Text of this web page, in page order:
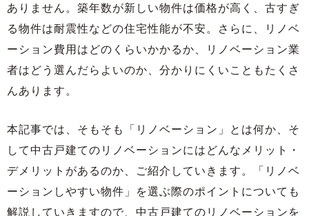
ありません。築年数が新しい物件は価格が高く、古すぎ
る物件は耐震性などの住宅性能が不安。さらに、リノベ
ーション費用はどのくらいかかるか、リノベーション業
者はどう選んだらよいのか、分かりにくいこともたくさ
んあります。
本記事では、そもそも「リノベーション」とは何か、そ
して中古戸建てのリノベーションにはどんなメリット・
デメリットがあるのか、ご紹介していきます。「リノベ
ーションしやすい物件」を選ぶ際のポイントについても
解説していきますので、中古戸建てのリノベーションを